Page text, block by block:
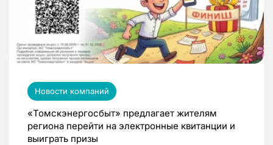
Новости компаний
«Томскэнергосбыт» предлагает жителям
региона перейти на электронные квитанции и
выиграть призы